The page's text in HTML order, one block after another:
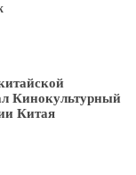
Кинокультурный
Китая